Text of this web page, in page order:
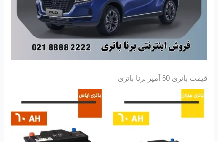
قیمت باتری 60 آمپر برنا باتری